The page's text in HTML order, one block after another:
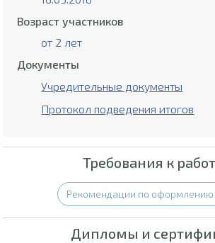
Возраст участников
от 2 лет
Документы
Учредительные документы
Протокол подведения итогов
Требования к
Рекомендации по оформлению
Дипломы и